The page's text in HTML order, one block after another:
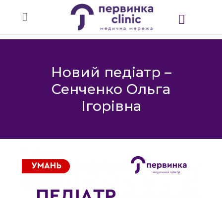
Новий педіатр –
Сенченко Ольга
Ігорівна